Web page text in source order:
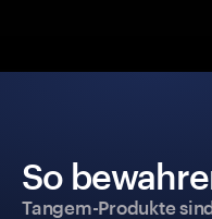
So
Tangem-Produkte